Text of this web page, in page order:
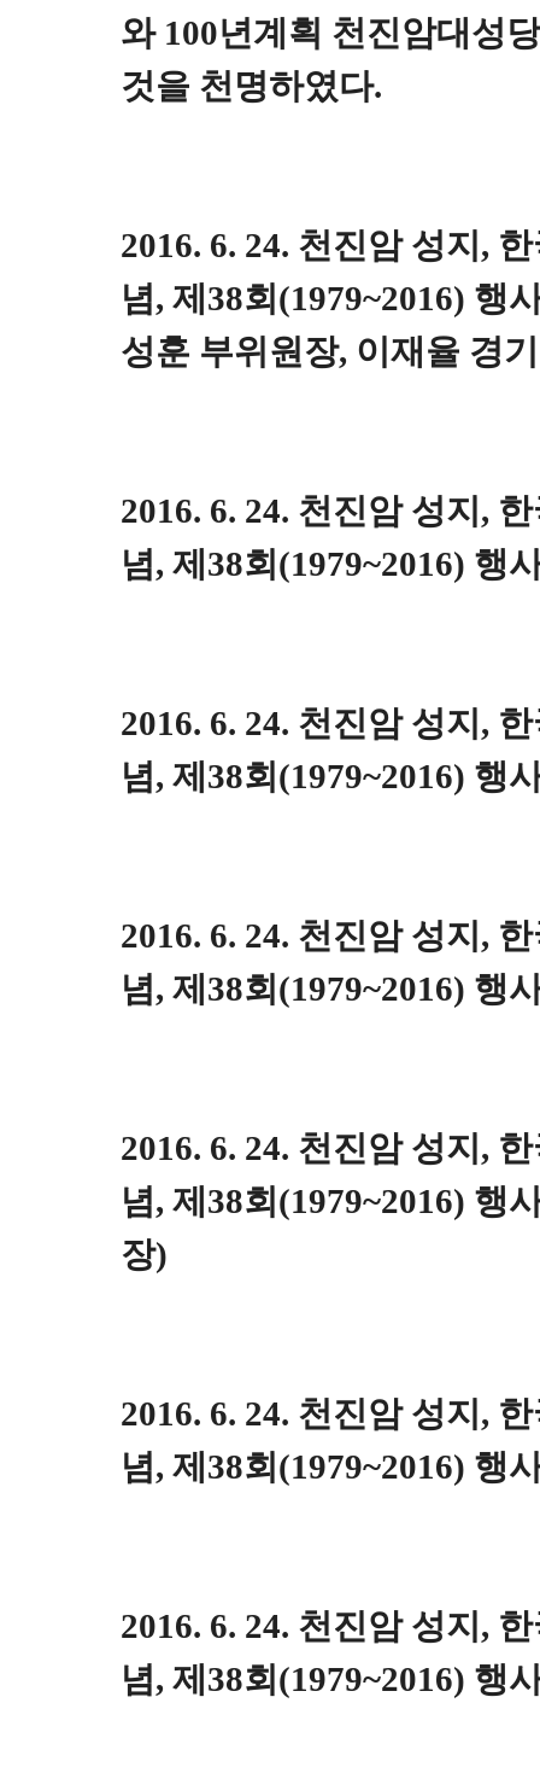
와 100년계획 천진암대성
것을 천명하였다.
2016. 6. 24. 천진암 성지,
념, 제38회(1979~2016) 행
성훈 부위원장, 이재율 경
2016. 6. 24. 천진암 성지,
념, 제38회(1979~2016) 행
2016. 6. 24. 천진암 성지,
념, 제38회(1979~2016) 행
2016. 6. 24. 천진암 성지,
념, 제38회(1979~2016) 행
2016. 6. 24. 천진암 성지,
념, 제38회(1979~2016) 행
장)
2016. 6. 24. 천진암 성지,
념, 제38회(1979~2016) 행
2016. 6. 24. 천진암 성지,
념, 제38회(1979~2016) 행